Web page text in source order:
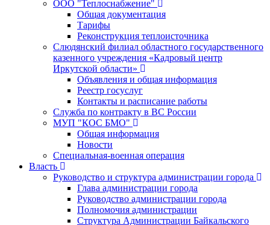
ООО "Теплоснабжение"
Общая документация
Тарифы
Реконструкция теплоисточника
Слюдянский филиал областного государственного
казенного учреждения «Кадровый центр
Иркутской области»
Объявления и общая информация
Реестр госуслуг
Контакты и расписание работы
Служба по контракту в ВС России
МУП "КОС БМО"
Общая информация
Новости
Специальная-военная операция
Власть
Руководство и структура администрации города
Глава администрации города
Руководство администрации города
Полномочия администрации
Структура Администрации Байкальского